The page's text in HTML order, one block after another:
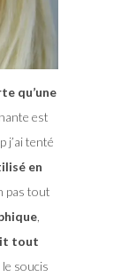
qu’une
est
j’ai tenté
en
pas tout
,
tout
soucis